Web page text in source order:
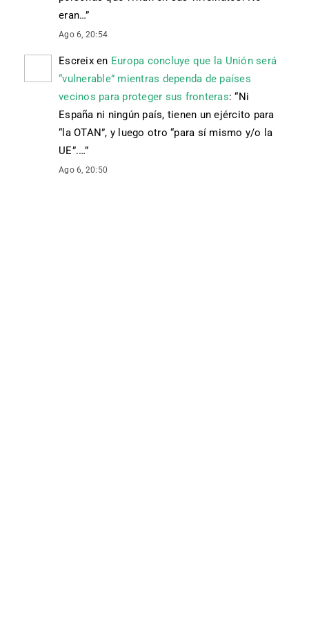
eran…”
Ago 6, 20:54
Escreixen Europa concluye que la Unión será
“vulnerable” mientras dependa de países
vecinos para proteger sus fronteras: “Ni
España ni ningún país, tienen un ejército para
“la OTAN”, y luego otro “para sí mismo y/o la
UE”.…”
Ago 6, 20:50